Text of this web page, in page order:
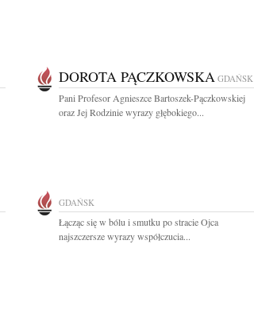
DOROTA PĄCZKOWSKA GDAŃSK
Pani Profesor Agnieszce Bartoszek-Pączkowskiej
oraz Jej Rodzinie wyrazy głębokiego...
GDAŃSK
Łącząc się w bólu i smutku po stracie Ojca
najszczersze wyrazy współczucia...